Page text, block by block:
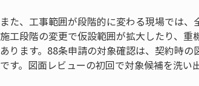
また、工事範囲が段階的に変わる現場では、
施工段階の変更で仮設範囲が拡大したり、
あります。88条申請の対象確認は、契約時
です。図面レビューの初回で対象候補を洗い